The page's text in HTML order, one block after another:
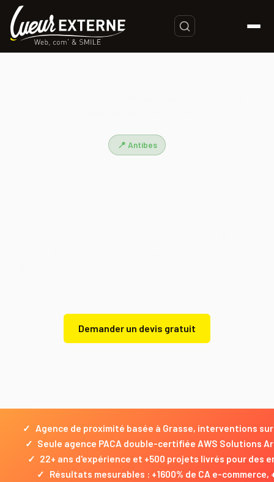
📍 Antibes
Demander un devis gratuit
✓ Agence de proximité basée à Grasse, interventions
✓ Seule agence PACA double-certifiée AWS Solutions
✓ 22+ ans d'expérience et +500 projets livrés pour des
✓
Résultats mesurables : +1600% de CA e-commerce,